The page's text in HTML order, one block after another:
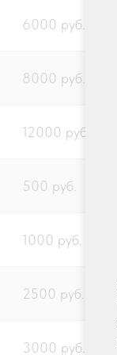
6000 руб.
8000 руб.
12000 руб.
500 руб.
1000 руб.
2500 руб.
3000 руб.